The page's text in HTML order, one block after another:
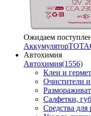
Ожидаем
Аккумулятор
Автохимия
Автохимия(1556)
Клеи и
Очистители и
Салфетки,
Средства для